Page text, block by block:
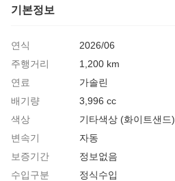
기본정보
연식
2026/06
주행거리
1,200 km
연료
가솔린
배기량
3,996 cc
색상
기타색상 (화이트샌드)
변속기
자동
보증기간
정보없음
수입구분
정식수입